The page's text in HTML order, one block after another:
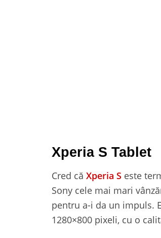
Xperia S Tablet
Cred că Xperia S este
Sony cele mai mari
pentru a-i da un impuls.
1280×800 pixeli, cu o